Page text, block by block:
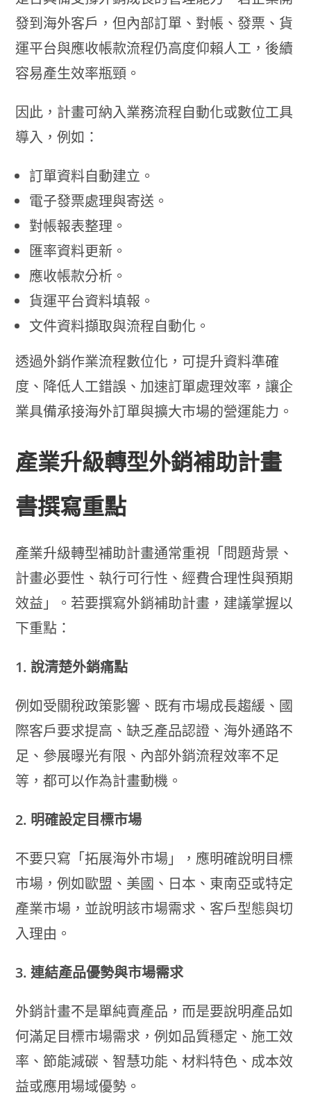
發到海外客戶，但內部訂單、對帳、發票、貨
運平台與應收帳款流程仍高度仰賴人工，後續
容易產生效率瓶頸。
因此，計畫可納入業務流程自動化或數位工具
導入，例如：
訂單資料自動建立。
電子發票處理與寄送。
對帳報表整理。
匯率資料更新。
應收帳款分析。
貨運平台資料填報。
文件資料擷取與流程自動化。
透過外銷作業流程數位化，可提升資料準確
度、降低人工錯誤、加速訂單處理效率，讓企
業具備承接海外訂單與擴大市場的營運能力。
產業升級轉型外銷補助計畫
書撰寫重點
產業升級轉型補助計畫通常重視「問題背景、
計畫必要性、執行可行性、經費合理性與預期
效益」。若要撰寫外銷補助計畫，建議掌握以
下重點：
1. 說清楚外銷痛點
例如受關稅政策影響、既有市場成長趨緩、國
際客戶要求提高、缺乏產品認證、海外通路不
足、參展曝光有限、內部外銷流程效率不足
等，都可以作為計畫動機。
2. 明確設定目標市場
不要只寫「拓展海外市場」，應明確說明目標
市場，例如歐盟、美國、日本、東南亞或特定
產業市場，並說明該市場需求、客戶型態與切
入理由。
3. 連結產品優勢與市場需求
外銷計畫不是單純賣產品，而是要說明產品如
何滿足目標市場需求，例如品質穩定、施工效
率、節能減碳、智慧功能、材料特色、成本效
益或應用場域優勢。